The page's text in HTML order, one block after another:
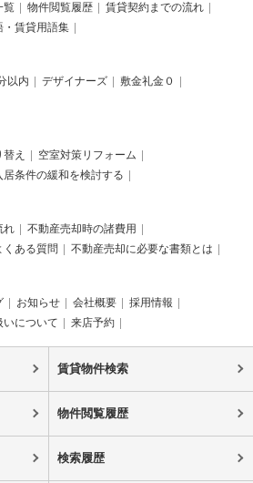
覧 物件閲覧履歴
賃貸契約までの流れ
・賃貸用語集
以内 デザイナーズ
敷金礼金０
え
空室対策リフォーム
居条件の緩和を検討する
れ
不動産売却時の諸費用
くある質問 不動産売却に必要な書類とは
お知らせ 会社概要
採用情報
いについて 来店予約
賃貸物件検索
物件閲覧履歴
検索履歴